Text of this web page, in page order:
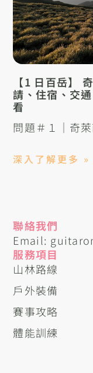
【1 日百岳】
請、住宿、交
看
問題＃１｜奇
深入了解更多 »
服務項目
山林路線
戶外裝備
賽事攻略
體能訓練
聯絡我們
Email: